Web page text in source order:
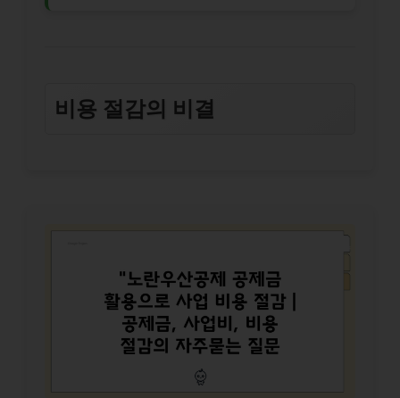
비용 절감의 비결